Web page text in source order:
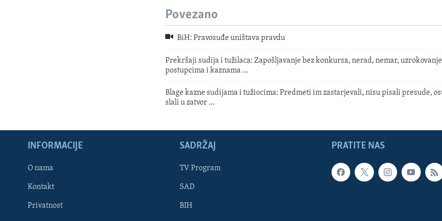
Learning English
Povezano
BiH: Pravosuđe uništava pravdu
Prekršaji sudija i tužilaca: Zapošljavanje bez konkursa, nerad, nemar,
postupcima i kaznama ...
Blage kazne sudijama i tužiocima: Predmeti im zastarjevali, nisu pisali presude,
slali u zatvor ...
PRATITE NAS
INFORMACIJE
O nama
Kontakt
Privatnost
SADRŽAJ
TV Program
SAD
BIH